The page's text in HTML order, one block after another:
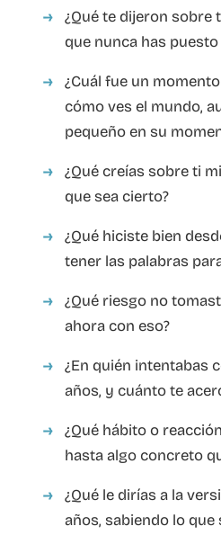
¿Qué te dijeron sobre
que nunca has puesto
¿Cuál fue un
cómo ves el mundo,
pequeño en su
¿Qué creías sobre ti
que sea cierto?
¿Qué hiciste bien
tener las palabras
¿Qué riesgo no
ahora con eso?
¿En quién intentabas
años, y cuánto te
¿Qué hábito o
hasta algo concreto
¿Qué le dirías a la
años, sabiendo lo que